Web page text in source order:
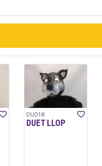
DU018
DUET LLOP